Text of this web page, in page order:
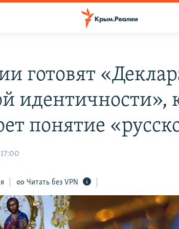
готовят
идентичности»,
понятие
Читать без VPN